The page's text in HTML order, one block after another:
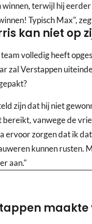
winnen, terwijl hij
Typisch Max",
kan niet op
volledig heeft
zal Verstappen
zijn dat hij niet
bereikt, vanwege de
ervoor zorgen dat ik
kunnen rusten.
aan."